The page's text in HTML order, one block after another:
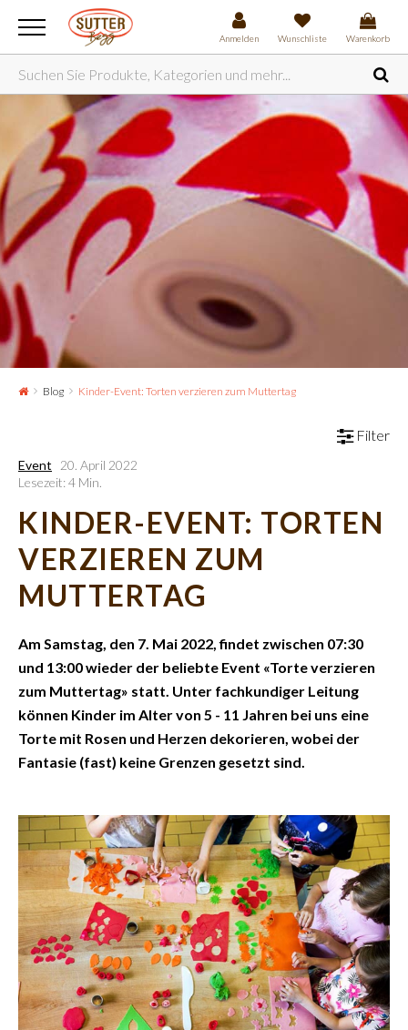
Anmelden Wunschliste Warenkorb
Blog Kinder-Event: Torten verzieren zum Muttertag
Filter
Event
20. April 2022
Lesezeit: 4 Min.
KINDER-EVENT: TORTEN
VERZIEREN ZUM
MUTTERTAG
Am Samstag, den 7. Mai 2022, findet zwischen 07:30
und 13:00 wieder der beliebte Event «Torte verzieren
zum Muttertag» statt. Unter fachkundiger Leitung
können Kinder im Alter von 5 - 11 Jahren bei uns eine
Torte mit Rosen und Herzen dekorieren, wobei der
Fantasie (fast) keine Grenzen gesetzt sind.